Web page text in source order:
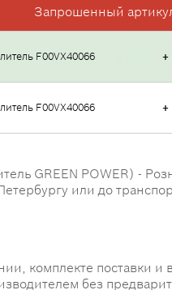
Запрошенный
F00VX40066 +
F00VX40066 +
GREEN POWER) -
или до
комплекте поставки
без